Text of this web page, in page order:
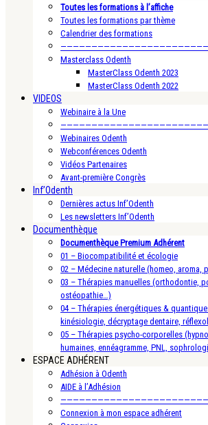
Toutes les formations à l’affiche
Toutes les formations par thème
Calendrier des formations
Masterclass Odenth
MasterClass Odenth 2023
MasterClass Odenth 2022
VIDEOS
Webinaire à la Une
Webinaires Odenth
Webconférences Odenth
Vidéos Partenaires
Avant-première Congrès
Inf’Odenth
Dernières actus Inf’Odenth
Les newsletters Inf’Odenth
Documenthèque
Documenthèque Premium Adhérent
01 – Biocompatibilité et écologie
02 – Médecine naturelle (homeo, aroma,
03 – Thérapies manuelles (orthodontie,
ostéopathie…)
04 – Thérapies énergétiques &
kinésiologie, décryptage dentaire,
05 – Thérapies psycho-corporelles
humaines, ennéagramme, PNL,
ESPACE ADHÉRENT
Adhésion à Odenth
AIDE à l’Adhésion
Connexion à mon espace adhérent